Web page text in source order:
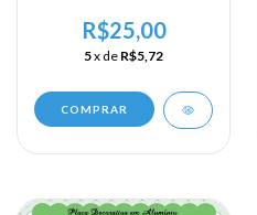
New York - Bronx
R$25,00
5x de R$5,72
COMPRAR